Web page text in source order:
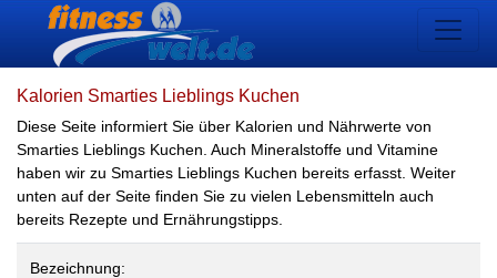
Kalorien Smarties Lieblings Kuchen
Diese Seite informiert Sie über Kalorien und Nährwerte von
Smarties Lieblings Kuchen. Auch Mineralstoffe und Vitamine
haben wir zu Smarties Lieblings Kuchen bereits erfasst. Weiter
unten auf der Seite finden Sie zu vielen Lebensmitteln auch
bereits Rezepte und Ernährungstipps.
Bezeichnung: